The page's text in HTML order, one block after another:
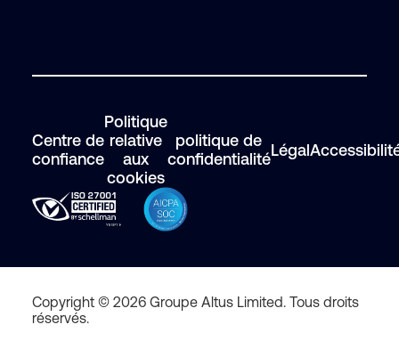
Centre de
confiance
Politique
relative
aux
cookies
politique de
confidentialitéLégal
Copyright © 2026 Groupe Altus Limited. Tous droits
réservés.